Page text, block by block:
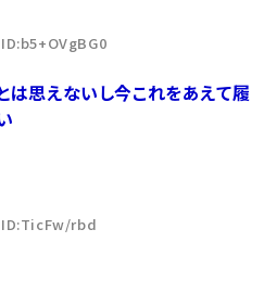
は思えないし今これをあえて履
ID:TicFw/rbd